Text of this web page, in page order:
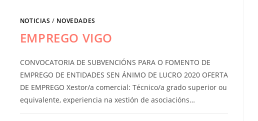
NOTICIAS / NOVEDADES
EMPREGO VIGO
CONVOCATORIA DE SUBVENCIÓNS PARA O FOMENTO DE
EMPREGO DE ENTIDADES SEN ÁNIMO DE LUCRO 2020 OFERTA
DE EMPREGO Xestor/a comercial: Técnico/a grado superior ou
equivalente, experiencia na xestión de asociacións…